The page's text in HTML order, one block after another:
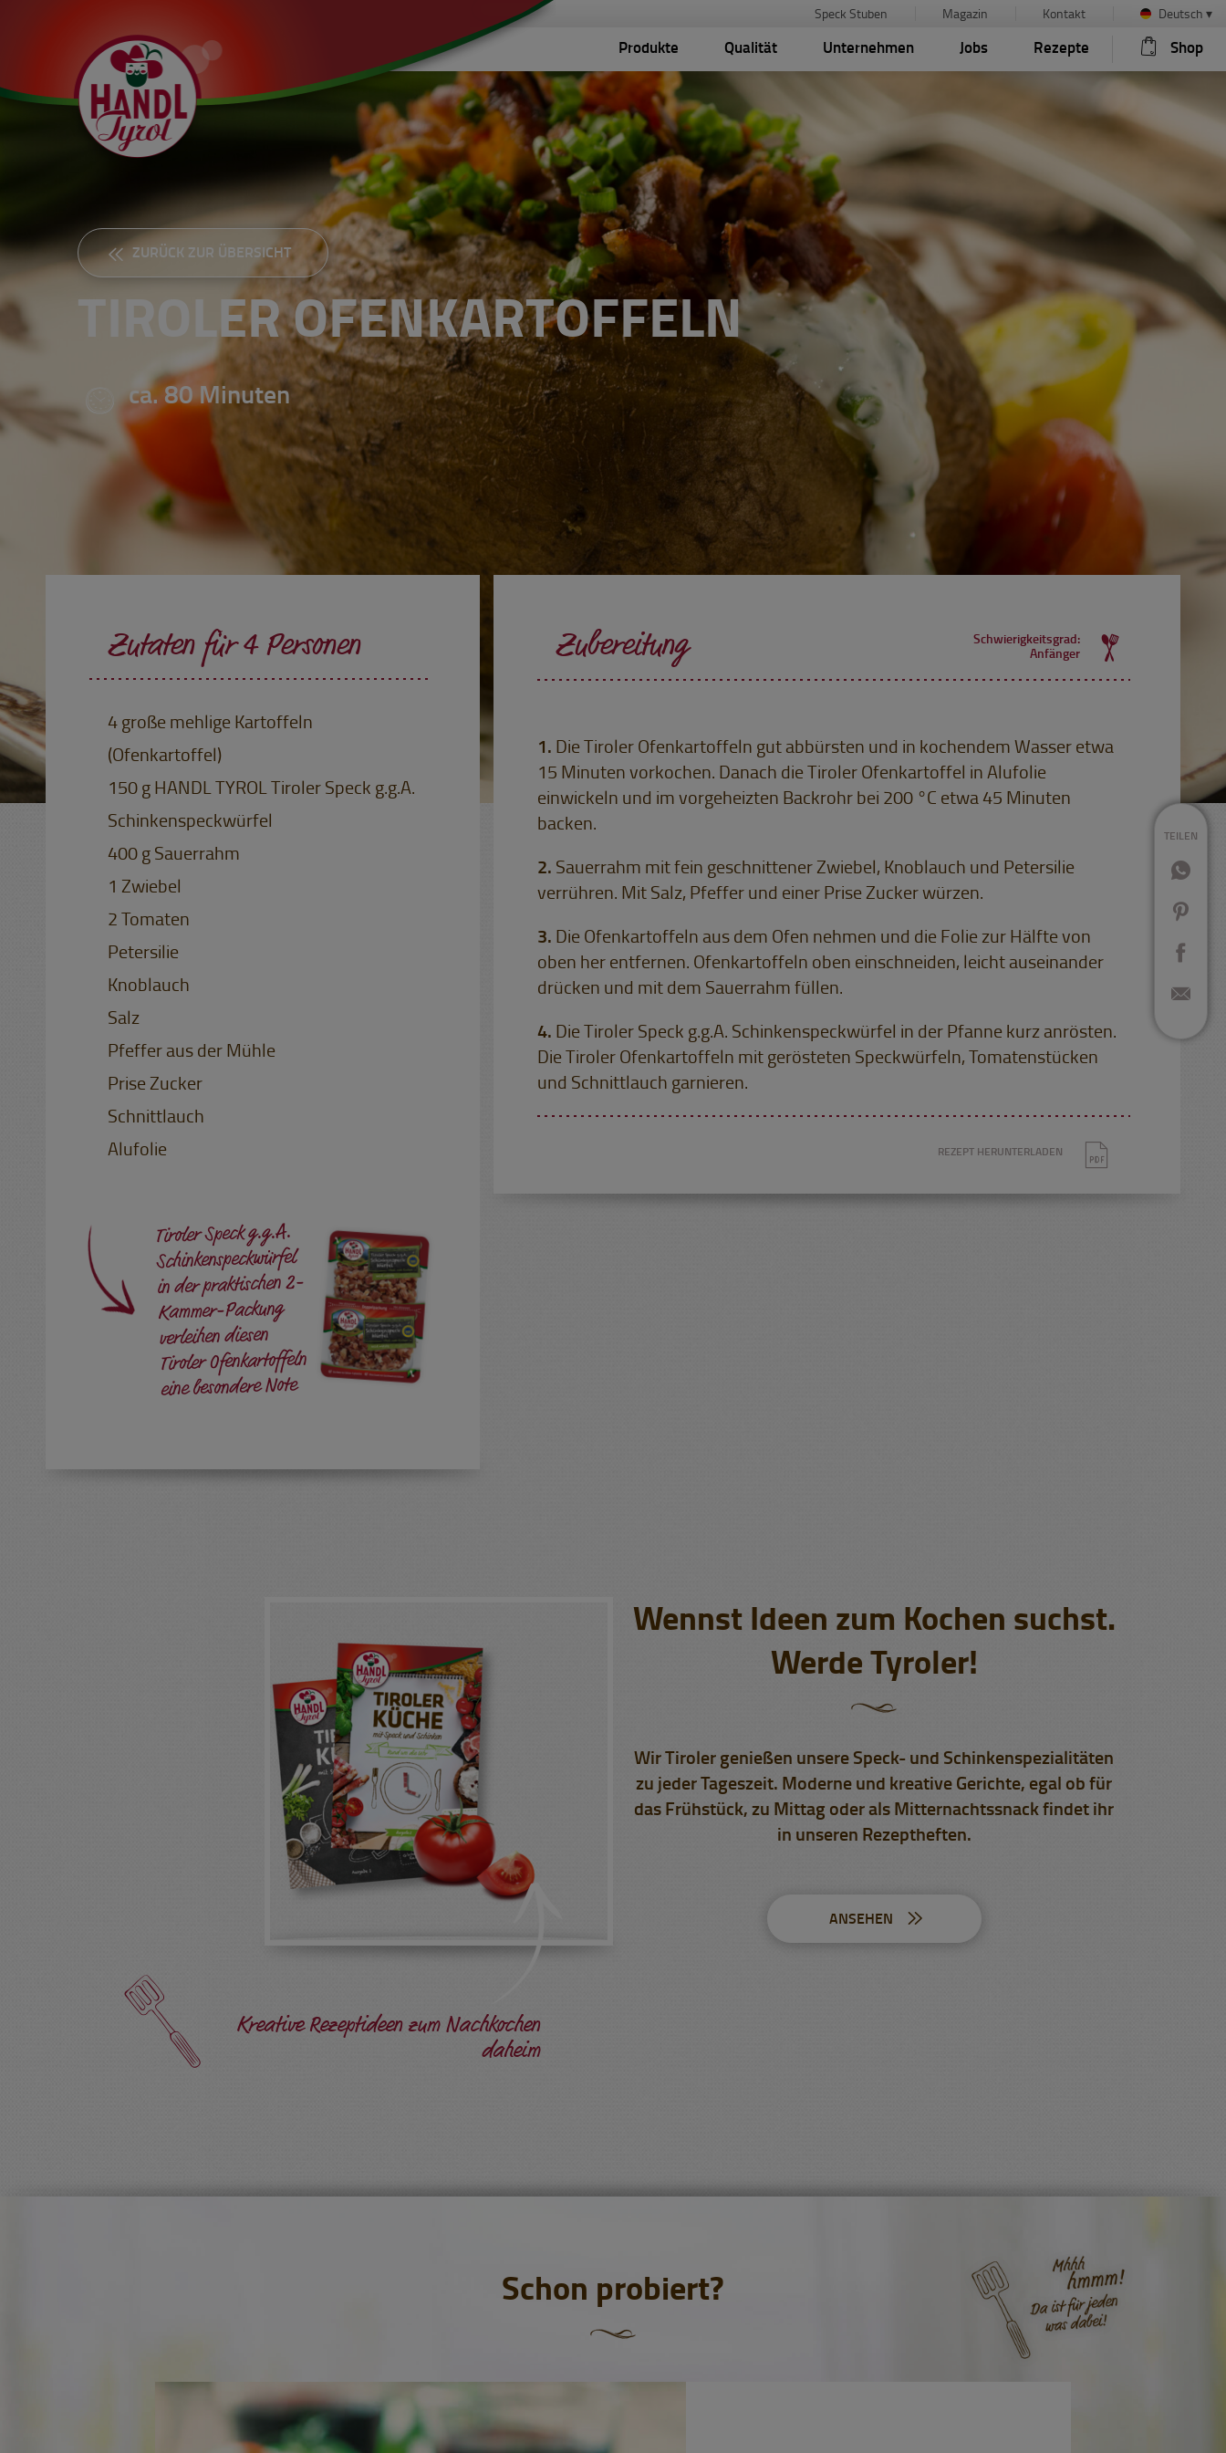
Speck Stuben Magazin Kontakt Deutsch ▾
Produkte Qualität Unternehmen Jobs Rezepte Shop
ZURÜCK ZUR ÜBERSICHT
TIROLER OFENKARTOFFELN
ca. 80 Minuten
TEILEN
Zutaten für 4 Personen
4 große mehlige Kartoffeln
(Ofenkartoffel)
150 g HANDL TYROL Tiroler Speck g.g.A.
Schinkenspeckwürfel
400 g Sauerrahm
1 Zwiebel
2 Tomaten
Petersilie
Knoblauch
Salz
Pfeffer aus der Mühle
Prise Zucker
Schnittlauch
Alufolie
Tiroler Speck g.g.A.
Schinkenspeckwürfel
in der praktischen 2-
Kammer-Packung
verleihen diesen
Tiroler Ofenkartoffeln
eine besondere Note
Zubereitung
Schwierigkeitsgrad:
Anfänger
Die Tiroler Ofenkartoffeln gut abbürsten und in kochendem Wasser etwa
15 Minuten vorkochen. Danach die Tiroler Ofenkartoffel in Alufolie
einwickeln und im vorgeheizten Backrohr bei 200 °C etwa 45 Minuten
backen.
Sauerrahm mit fein geschnittener Zwiebel, Knoblauch und Petersilie
verrühren. Mit Salz, Pfeffer und einer Prise Zucker würzen.
Die Ofenkartoffeln aus dem Ofen nehmen und die Folie zur Hälfte von
oben her entfernen. Ofenkartoffeln oben einschneiden, leicht auseinander
drücken und mit dem Sauerrahm füllen.
Die Tiroler Speck g.g.A. Schinkenspeckwürfel in der Pfanne kurz anrösten.
Die Tiroler Ofenkartoffeln mit gerösteten Speckwürfeln, Tomatenstücken
und Schnittlauch garnieren.
REZEPT HERUNTERLADEN
Wennst Ideen zum Kochen suchst.
Werde Tyroler!
Wir Tiroler genießen unsere Speck- und Schinkenspezialitäten
zu jeder Tageszeit. Moderne und kreative Gerichte, egal ob für
das Frühstück, zu Mittag oder als Mitternachtssnack findet ihr
in unseren Rezeptheften.
ANSEHEN
Kreative Rezeptideen zum Nachkochen
daheim
Schon probiert?